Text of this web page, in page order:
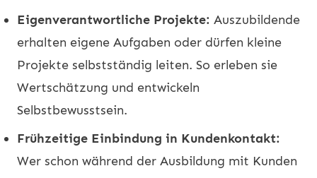
Eigenverantwortliche Projekte: Auszubildende
erhalten eigene Aufgaben oder dürfen kleine
Projekte selbstständig leiten. So erleben sie
Wertschätzung und entwickeln
Selbstbewusstsein.
Frühzeitige Einbindung in Kundenkontakt:
Wer schon während der Ausbildung mit Kunden